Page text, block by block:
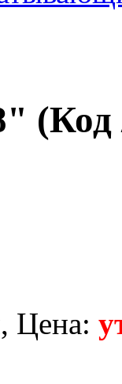
, Цена: